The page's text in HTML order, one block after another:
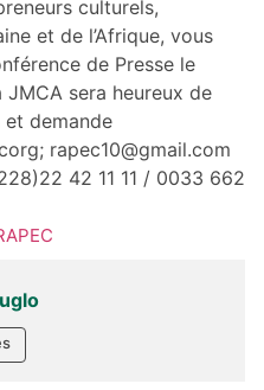
culturels,
et de l’Afrique, vous
de Presse le
JMCA sera heureux de
demande
rapec10@gmail.com
42 11 11 / 0033 662